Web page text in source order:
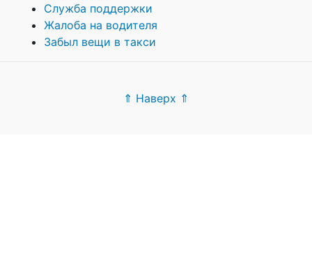
Служба поддержки
Жалоба на водителя
Забыл вещи в такси
⇑ Наверх ⇑